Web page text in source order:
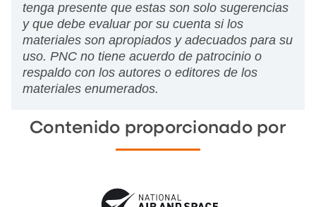
tenga presente que estas son solo sugerencias
y que debe evaluar por su cuenta si los
materiales son apropiados y adecuados para su
uso. PNC no tiene acuerdo de patrocinio o
respaldo con los autores o editores de los
materiales enumerados.
Contenido proporcionado por